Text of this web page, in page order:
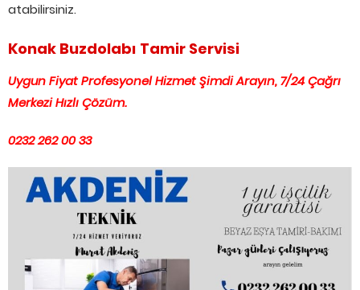
atabilirsiniz.
Konak Buzdolabı Tamir Servisi
Uygun Fiyat Profesyonel Hizmet Şimdi Arayın, 7/24 Çağrı
Merkezi Hızlı Çözüm.
0232 262 00 33